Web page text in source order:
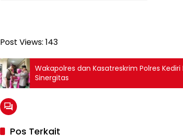
Post Views: 143
Wakapolres dan Kasatreskrim Polres
Sinergitas
Pos Terkait